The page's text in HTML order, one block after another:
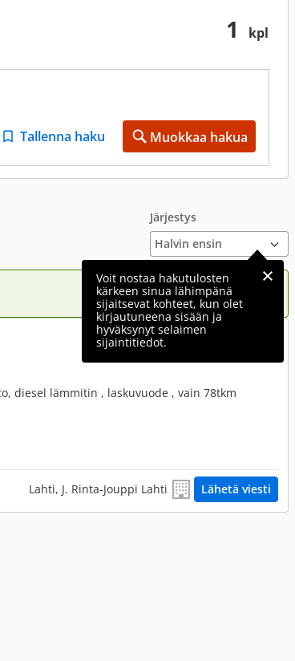
1 kpl
Tallenna haku Muokkaa hakua
Järjestys
Voit nostaa hakutulosten
kärkeen sinua lähimpänä
sijaitsevat kohteet, kun olet
kirjautuneena sisään ja
hyväksynyt selaimen
sijaintitiedot.
diesel lämmitin , laskuvuode , vain 78tkm
Lahti, J. Rinta-Jouppi Lahti Lähetä viesti